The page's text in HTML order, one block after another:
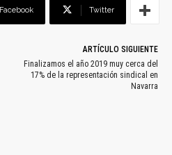
Facebook Twitter
ARTÍCULO SIGUIENTE
Finalizamos el año 2019 muy cerca del
17% de la representación sindical en
Navarra